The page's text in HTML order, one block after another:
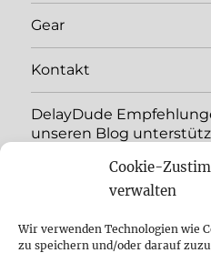
Cookie-
verwalten
Wir verwenden Technologien wie
zu speichern und/oder darauf
Gear
Kontakt
DelayDude
unseren Blog
YouTube